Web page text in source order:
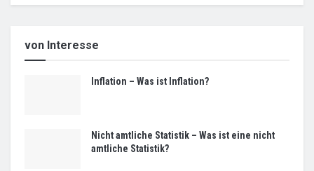
von Interesse
Inflation – Was ist Inflation?
Nicht amtliche Statistik – Was ist eine nicht
amtliche Statistik?